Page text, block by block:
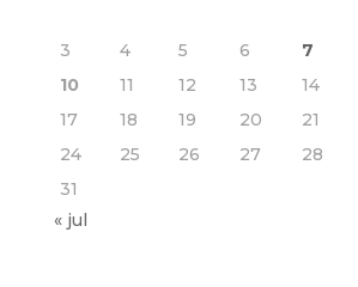
3
4 5 6 7
10
11 12 13 14
17
18 19 20 21
24
25 26 27 28
31
« jul